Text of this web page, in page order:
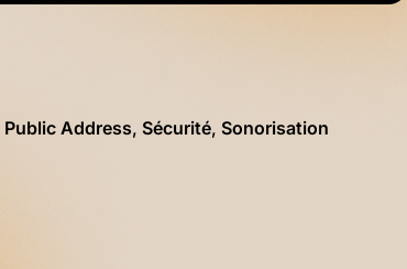
Public Address, Sécurité, Sonorisation